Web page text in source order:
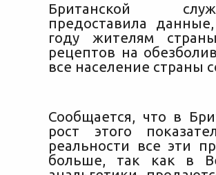
Британской
предоставила
году жителям
рецептов на
все население страны
Сообщается, что в
рост этого
реальности все эти
больше, так как в